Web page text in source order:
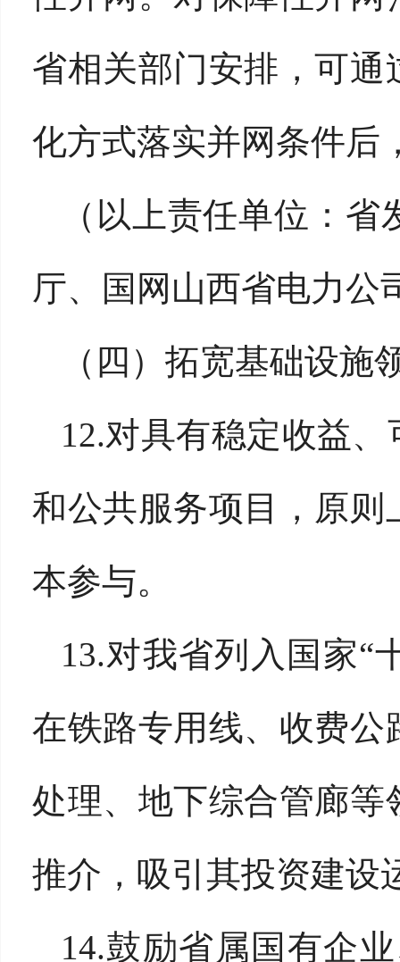
省相关部门安排，可
化方式落实并网条件后
（以上责任单位：
厅、国网山西省电力公
（四）拓宽基础设施
12.对具有稳定收益
和公共服务项目，原
本参与。
13.对我省列入国家“
在铁路专用线、收费
处理、地下综合管廊
推介，吸引其投资建设
14.鼓励省属国有企